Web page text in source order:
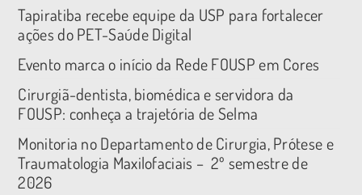
Tapiratiba recebe equipe da USP para fortalecer
ações do PET-Saúde Digital
Evento marca o início da Rede FOUSP em Cores
Cirurgiã-dentista, biomédica e servidora da
FOUSP: conheça a trajetória de Selma
Monitoria no Departamento de Cirurgia, Prótese e
Traumatologia Maxilofaciais – 2º semestre de
2026